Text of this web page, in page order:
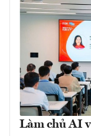
Làm chủ AI